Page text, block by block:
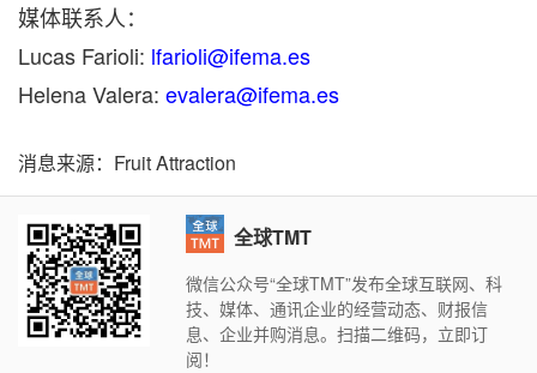
媒体联系人：
Lucas Farioli: lfarioli@ifema.es
Helena Valera: evalera@ifema.es
消息来源：Fruit Attraction
全球TMT
微信公众号“全球TMT”发布全球互联网、科
技、媒体、通讯企业的经营动态、财报信
息、企业并购消息。扫描二维码，立即订
阅！